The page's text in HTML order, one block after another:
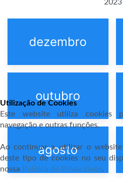
2023
dezembro
outubro
agosto
Utilização de Cookies
Este website utiliza cookies
navegação e outras funções.
Ao continuar a utilizar o
deste tipo de cookies no seu
nossa Política de Privacidade.